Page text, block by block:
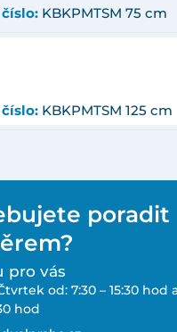
KBKPMTSM 75 cm
KBKPMTSM 125 cm
poradit
pro vás
od: 7:30 – 15:30 hod
hod